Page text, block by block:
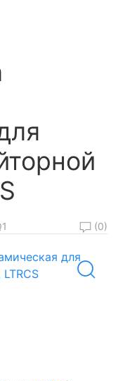
(0)